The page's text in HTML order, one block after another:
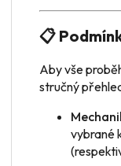
📋
Aby vše
stručný
vybrané